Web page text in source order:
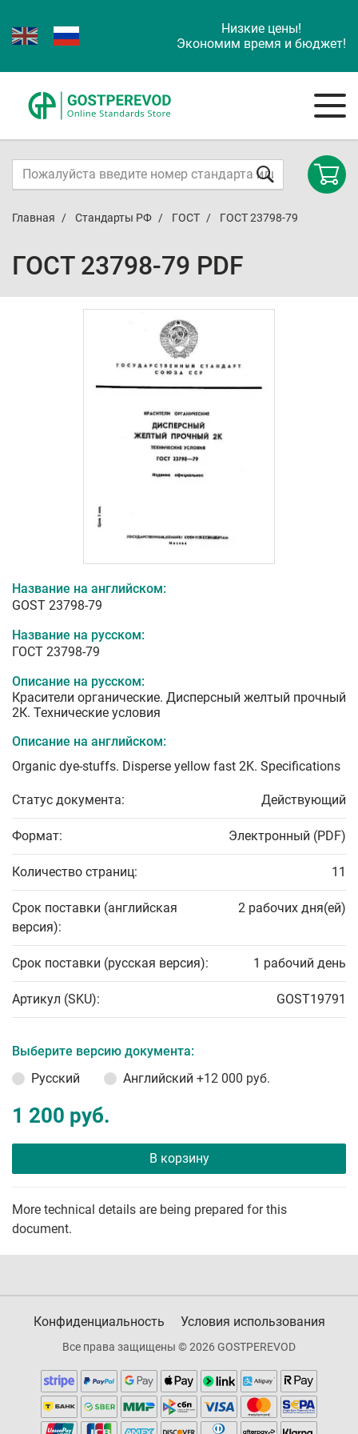
Низкие цены!
Экономим время и бюджет!
Главная Стандарты РФ ГОСТ ГОСТ 23798-79
ГОСТ 23798-79 PDF
Название на английском:
GOST 23798-79
Название на русском:
ГОСТ 23798-79
Описание на русском:
Красители органические. Дисперсный желтый прочный
2К. Технические условия
Описание на английском:
Organic dye-stuffs. Disperse yellow fast 2K. Specifications
Статус документа: Действующий
Формат: Электронный (PDF)
Количество страниц: 11
Срок поставки (английская
версия):
2 рабочих дня(ей)
Срок поставки (русская версия): 1 рабочий день
Артикул (SKU): GOST19791
Выберите версию документа:
Русский
Английский +12 000 руб.
1 200 руб.
В корзину
More technical details are being prepared for this
document.
Конфиденциальность Условия использования
Все права защищены © 2026 GOSTPEREVOD